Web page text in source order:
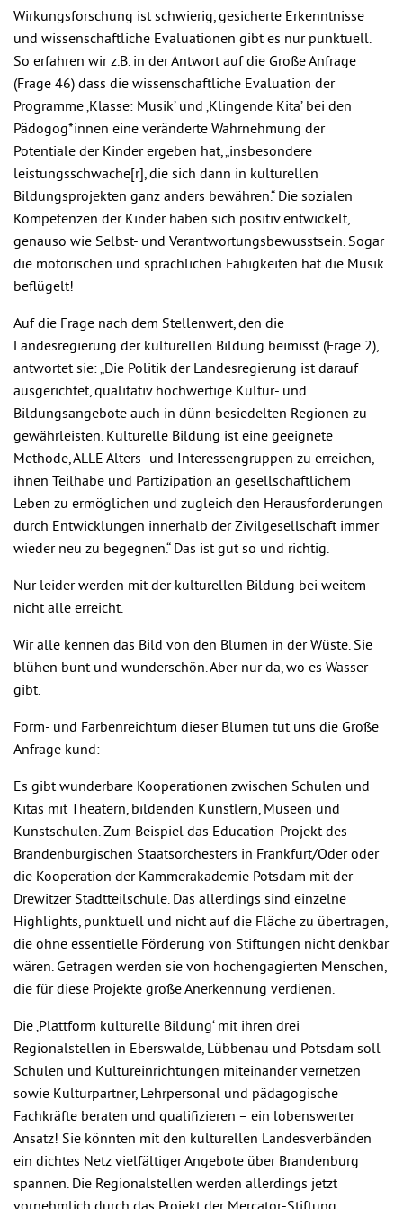
Wirkungsforschung ist schwierig, gesicherte Erkenntnisse
und wissenschaftliche Evaluationen gibt es nur punktuell.
So erfahren wir z.B. in der Antwort auf die Große Anfrage
(Frage 46) dass die wissenschaftliche Evaluation der
Programme ‚Klasse: Musik’ und ‚Klingende Kita’ bei den
Pädogog*innen eine veränderte Wahrnehmung der
Potentiale der Kinder ergeben hat, „insbesondere
leistungsschwache[r], die sich dann in kulturellen
Bildungsprojekten ganz anders bewähren.“ Die sozialen
Kompetenzen der Kinder haben sich positiv entwickelt,
genauso wie Selbst- und Verantwortungsbewusstsein. Sogar
die motorischen und sprachlichen Fähigkeiten hat die Musik
beflügelt!
Auf die Frage nach dem Stellenwert, den die
Landesregierung der kulturellen Bildung beimisst (Frage 2),
antwortet sie: „Die Politik der Landesregierung ist darauf
ausgerichtet, qualitativ hochwertige Kultur- und
Bildungsangebote auch in dünn besiedelten Regionen zu
gewährleisten. Kulturelle Bildung ist eine geeignete
Methode, ALLE Alters- und Interessengruppen zu erreichen,
ihnen Teilhabe und Partizipation an gesellschaftlichem
Leben zu ermöglichen und zugleich den Herausforderungen
durch Entwicklungen innerhalb der Zivilgesellschaft immer
wieder neu zu begegnen.“ Das ist gut so und richtig.
Nur leider werden mit der kulturellen Bildung bei weitem
nicht alle erreicht.
Wir alle kennen das Bild von den Blumen in der Wüste. Sie
blühen bunt und wunderschön. Aber nur da, wo es Wasser
gibt.
Form- und Farbenreichtum dieser Blumen tut uns die Große
Anfrage kund:
Es gibt wunderbare Kooperationen zwischen Schulen und
Kitas mit Theatern, bildenden Künstlern, Museen und
Kunstschulen. Zum Beispiel das Education-Projekt des
Brandenburgischen Staatsorchesters in Frankfurt/Oder oder
die Kooperation der Kammerakademie Potsdam mit der
Drewitzer Stadtteilschule. Das allerdings sind einzelne
Highlights, punktuell und nicht auf die Fläche zu übertragen,
die ohne essentielle Förderung von Stiftungen nicht denkbar
wären. Getragen werden sie von hochengagierten Menschen,
die für diese Projekte große Anerkennung verdienen.
Die ‚Plattform kulturelle Bildung‘ mit ihren drei
Regionalstellen in Eberswalde, Lübbenau und Potsdam soll
Schulen und Kultureinrichtungen miteinander vernetzen
sowie Kulturpartner, Lehrpersonal und pädagogische
Fachkräfte beraten und qualifizieren – ein lobenswerter
Ansatz! Sie könnten mit den kulturellen Landesverbänden
ein dichtes Netz vielfältiger Angebote über Brandenburg
spannen. Die Regionalstellen werden allerdings jetzt